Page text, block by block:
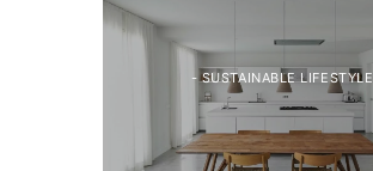
- SUSTAINABLE LIFESTYLE